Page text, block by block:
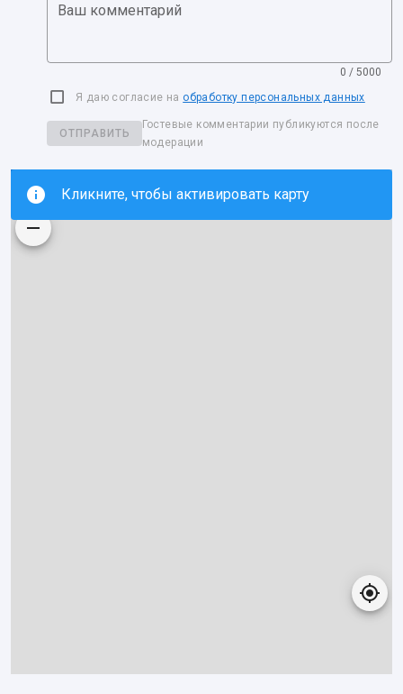
Ваш комментарий
0 / 5000
Я даю согласие на обработку персональных данных
ОТПРАВИТЬ
Гостевые комментарии публикуются после
модерации
Кликните, чтобы активировать карту